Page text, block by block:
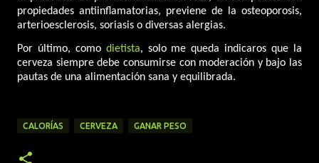
propiedades antiinflamatorias, previene de la osteoporosis,
arterioesclerosis, soriasis o diversas alergias.
Por último, como dietista, solo me queda indicaros que la
cerveza siempre debe consumirse con moderación y bajo las
pautas de una alimentación sana y equilibrada.
CALORÍAS CERVEZA GANAR PESO